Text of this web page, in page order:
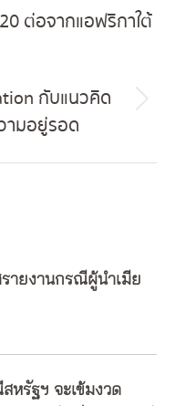
ต่อจากแอฟริกาใต้
กับแนวคิด
ามอยู่รอด
ายงานกรณีผู้นำเมีย
หรัฐฯ จะเข้มงวด